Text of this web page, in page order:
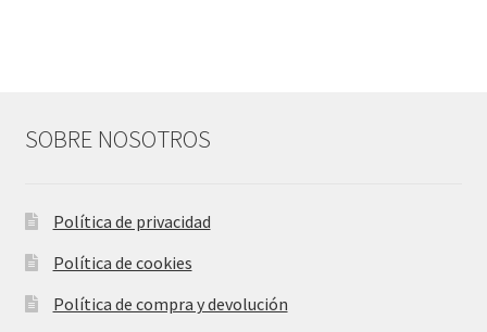
SOBRE NOSOTROS
Política de privacidad
Política de cookies
Política de compra y devolución